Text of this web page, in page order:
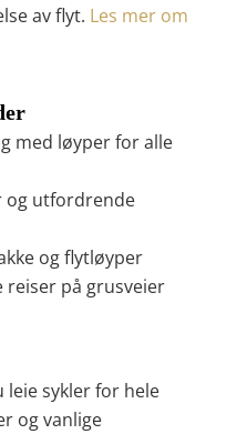
av flyt. Les mer om
med løyper for alle
og utfordrende
og flytløyper
reiser på grusveier
leie sykler for hele
og vanlige